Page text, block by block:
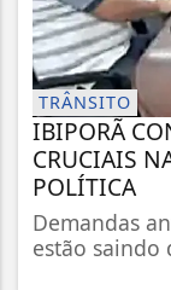
TRÂNSITO
IBIPORÃ
CRUCIAIS
POLÍTICA
Demandas
estão saindo